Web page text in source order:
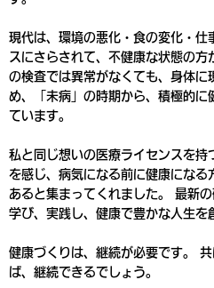
現代は、環境の悪化・食の変化・仕
スにさらされて、不健康な状態の
の検査では異常がなくても、身体に
め、「未病」の時期から、積極的に
ています。
私と同じ想いの医療ライセンスを持
を感じ、病気になる前に健康になる
あると集まってくれました。 最新
学び、実践し、健康で豊かな人生を
健康づくりは、継続が必要です。
ば、継続できるでしょう。